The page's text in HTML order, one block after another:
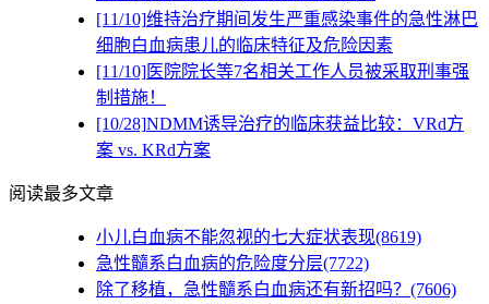
[11/10]维持治疗期间发生严重感染事件的急性淋巴
细胞白血病患儿的临床特征及危险因素
[11/10]医院院长等7名相关工作人员被采取刑事强
制措施！
[10/28]NDMM诱导治疗的临床获益比较：VRd方
案 vs. KRd方案
阅读最多文章
小儿白血病不能忽视的七大症状表现(8619)
急性髓系白血病的危险度分层(7722)
除了移植，急性髓系白血病还有新招吗？(7606)